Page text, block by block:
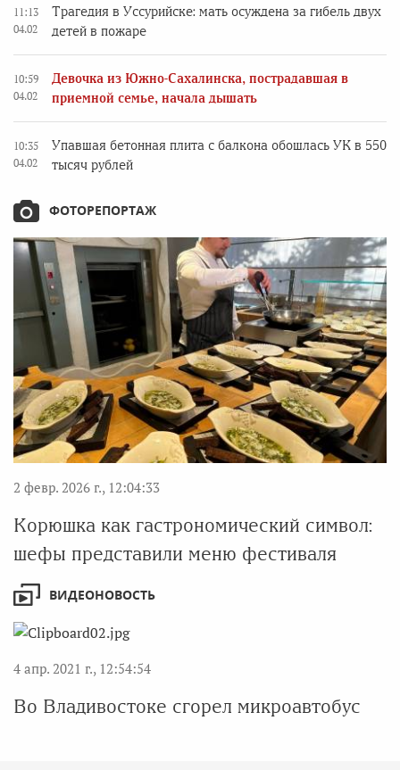
11:13
04.02
Трагедия в Уссурийске: мать осуждена за гибель двух
детей в пожаре
10:59
04.02
Девочка из Южно-Сахалинска, пострадавшая в
приемной семье, начала дышать
10:35
04.02
Упавшая бетонная плита с балкона обошлась УК в 550
тысяч рублей
ФОТОРЕПОРТАЖ
2 февр. 2026 г., 12:04:33
Корюшка как гастрономический символ:
шефы представили меню фестиваля
ВИДЕОНОВОСТЬ
4 апр. 2021 г., 12:54:54
Во Владивостоке сгорел микроавтобус